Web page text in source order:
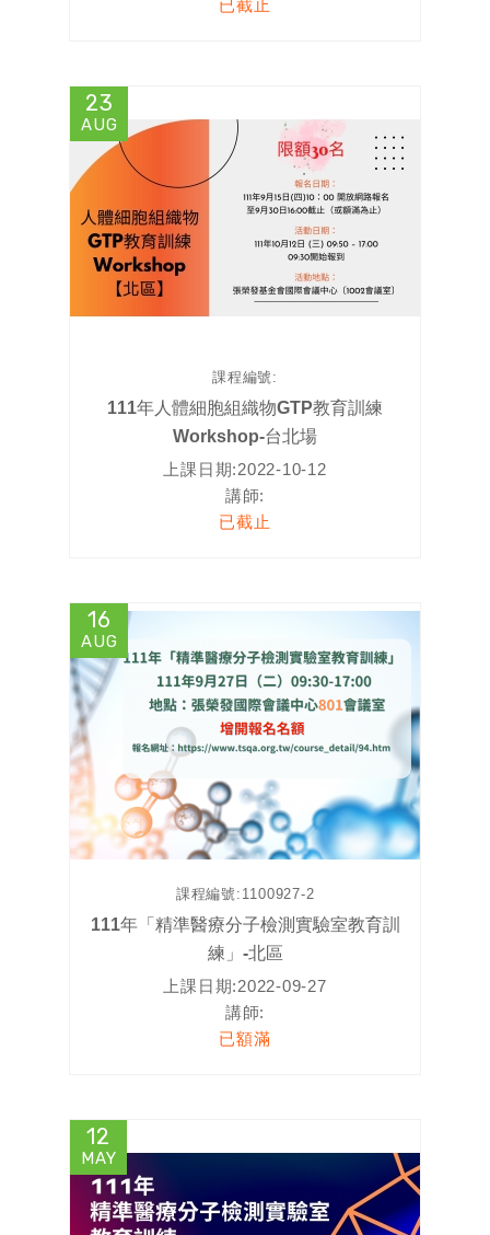
已截止
23
AUG
課程編號:
111年人體細胞組織物GTP教育訓練
Workshop-台北場
上課日期:2022-10-12
講師:
已截止
16
AUG
課程編號: 1100927-2
111年「精準醫療分子檢測實驗室教育訓
練」-北區
上課日期:2022-09-27
講師:
已額滿
12
MAY